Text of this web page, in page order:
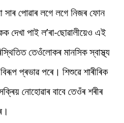
সাৰ পোৱাৰ লগে লগে নিজৰ ফোন
দেখা পাই ল’ৰা-ছোৱালীয়েও এই
তেওঁলোকৰ মানসিক স্বাস্থ্য
প্ৰভাৱ পৰে। শিশুৱে শাৰীৰিক
নোহোৱাৰ বাবে তেওঁৰ শৰীৰ